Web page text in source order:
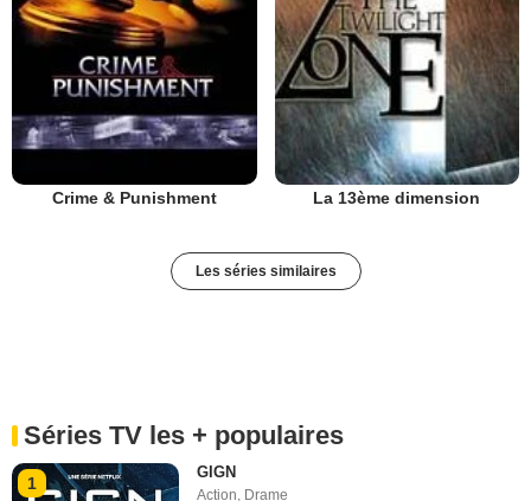
Crime & Punishment La 13ème dimension
Les séries similaires
Séries TV les + populaires
1
GIGN
Action, Drame